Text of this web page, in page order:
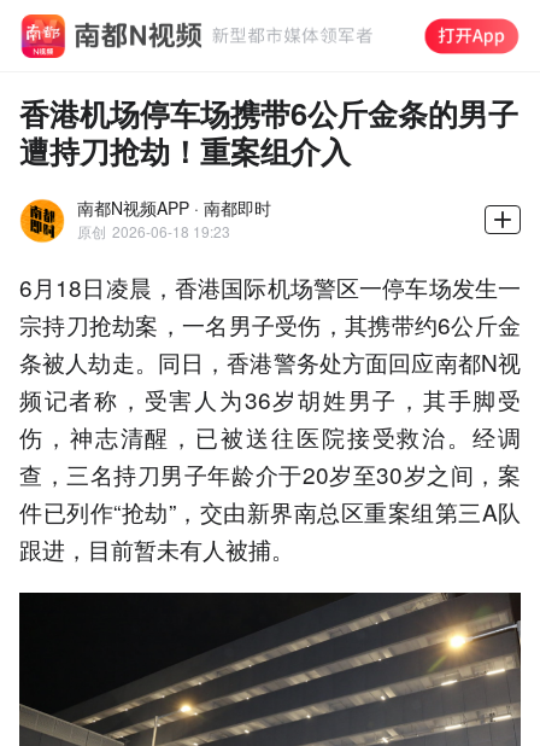
香港机场停车场携带6公斤金条的男子
遭持刀抢劫！重案组介入
南都N视频APP · 南都即时
原创 2026-06-18 19:23
6月18日凌晨，香港国际机场警区一停车场发生一
宗持刀抢劫案，一名男子受伤，其携带约6公斤金
条被人劫走。同日，香港警务处方面回应南都N视
频记者称，受害人为36岁胡姓男子，其手脚受
伤，神志清醒，已被送往医院接受救治。经调
查，三名持刀男子年龄介于20岁至30岁之间，案
件已列作“抢劫”，交由新界南总区重案组第三A队
跟进，目前暂未有人被捕。